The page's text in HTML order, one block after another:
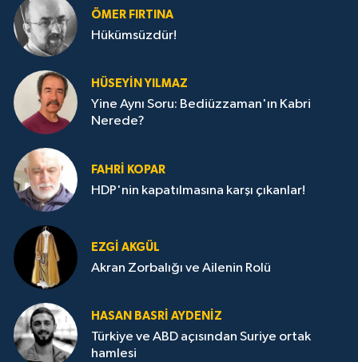
ÖMER FIRTINA
Hükümsüzdür!
HÜSEYIN YILMAZ
Yine Aynı Soru: Bediüzzaman'ın Kabri
Nerede?
FAHRI KOPAR
HDP'nin kapatılmasına karşı çıkanlar!
EZGI AKGÜL
Akran Zorbalığı ve Ailenin Rolü
HASAN BASRI AYDENIZ
Türkiye ve ABD açısından Suriye ortak
hamlesi